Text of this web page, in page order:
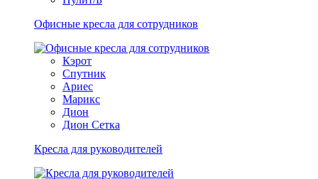
Офисные кресла для сотрудников
Кэрот
Спутник
Ариес
Марикс
Дион
Дион Сетка
Кресла для руководителей